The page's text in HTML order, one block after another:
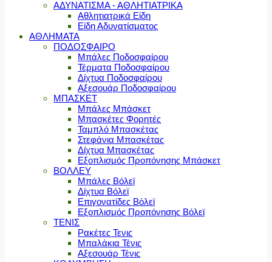
ΑΔΥΝΑΤΙΣΜΑ - ΑΘΛΗΤΙΑΤΡΙΚΑ
Αθλητιατρικά Είδη
Είδη Αδυνατίσματος
ΑΘΛΗΜΑΤΑ
ΠΟΔΟΣΦΑΙΡΟ
Μπάλες Ποδοσφαίρου
Τέρματα Ποδοσφαίρου
Δίχτυα Ποδοσφαίρου
Αξεσουάρ Ποδοσφαίρου
ΜΠΑΣΚΕΤ
Μπάλες Μπάσκετ
Μπασκέτες Φορητές
Ταμπλό Μπασκέτας
Στεφάνια Μπασκέτας
Δίχτυα Μπασκέτας
Εξοπλισμός Προπόνησης Μπάσκετ
ΒΟΛΛΕΥ
Μπάλες Βόλεϊ
Δίχτυα Βόλεϊ
Επιγονατίδες Βόλεϊ
Εξοπλισμός Προπόνησης Βόλεϊ
ΤΕΝΙΣ
Ρακέτες Τενις
Μπαλάκια Τένις
Αξεσουάρ Τένις